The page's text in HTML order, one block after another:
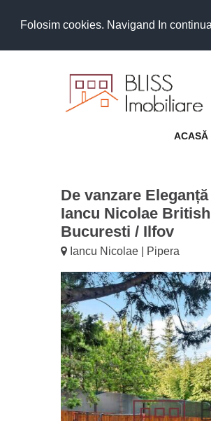
Folosim cookies. Navigand In
ACASĂ
De vanzare
Iancu Nicolae
Bucuresti / Ilfov
Iancu Nicolae | Pipera